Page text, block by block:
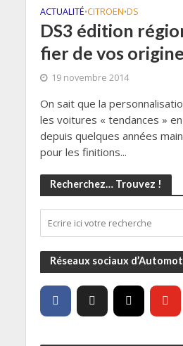
ACTUALITÉ•CITROEN•DS
DS3 édition
fier de vos
19 novembre 2014
On sait que la
les voitures « tendances »
depuis quelques années
pour les finitions...
Recherchez… Trouvez !
Réseaux sociaux